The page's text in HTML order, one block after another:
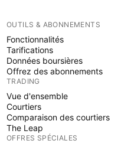
OUTILS & ABONNEMENTS
Fonctionnalités
Tarifications
Données boursières
Offrez des abonnements
TRADING
Vue d'ensemble
Courtiers
Comparaison des courtiers
The Leap
OFFRES SPÉCIALES